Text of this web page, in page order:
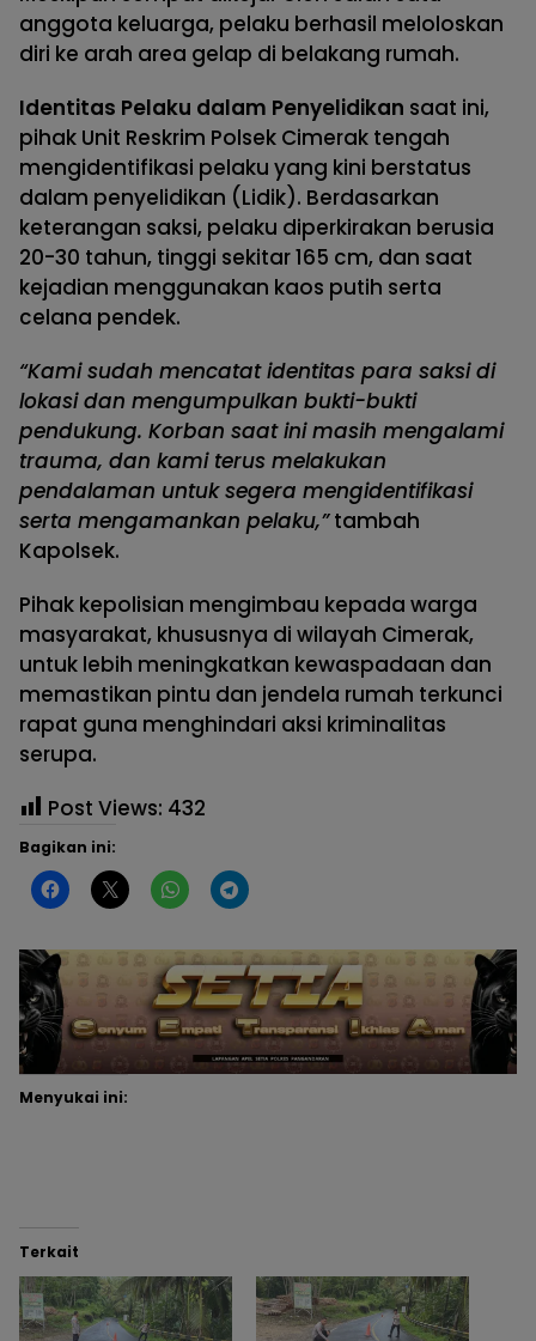
anggota keluarga, pelaku berhasil meloloskan
diri ke arah area gelap di belakang rumah.
Identitas Pelaku dalam Penyelidikan saat ini,
pihak Unit Reskrim Polsek Cimerak tengah
mengidentifikasi pelaku yang kini berstatus
dalam penyelidikan (Lidik). Berdasarkan
keterangan saksi, pelaku diperkirakan berusia
20-30 tahun, tinggi sekitar 165 cm, dan saat
kejadian menggunakan kaos putih serta
celana pendek.
“Kami sudah mencatat identitas para saksi di
lokasi dan mengumpulkan bukti-bukti
pendukung. Korban saat ini masih mengalami
trauma, dan kami terus melakukan
pendalaman untuk segera mengidentifikasi
serta mengamankan pelaku,”tambah
Kapolsek.
Pihak kepolisian mengimbau kepada warga
masyarakat, khususnya di wilayah Cimerak,
untuk lebih meningkatkan kewaspadaan dan
memastikan pintu dan jendela rumah terkunci
rapat guna menghindari aksi kriminalitas
serupa.
Post Views: 432
Bagikan ini:
Menyukai ini:
Terkait